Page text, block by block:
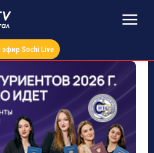
Sochi Live